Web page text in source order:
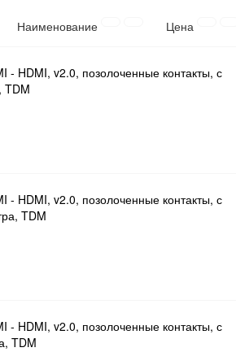
Наименование Цена
- HDMI, v2.0, позолоченные контакты, с
TDM
- HDMI, v2.0, позолоченные контакты, с
TDM
- HDMI, v2.0, позолоченные контакты, с
TDM